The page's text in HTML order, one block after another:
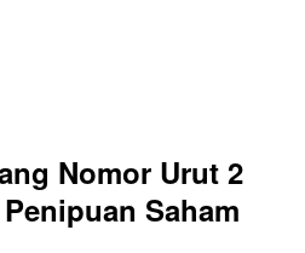
Nomor Urut 2
Saham